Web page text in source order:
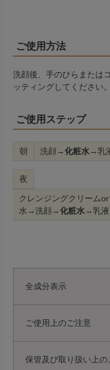
ご使用方法
洗顔後、手のひらまたは
ッティングしてください。
ご使用ステップ
朝 洗顔→化粧水→乳
夜
クレンジングクリーム
水→洗顔→化粧水→乳
全成分表示
ご使用上のご注意
保管及び取り扱い上の